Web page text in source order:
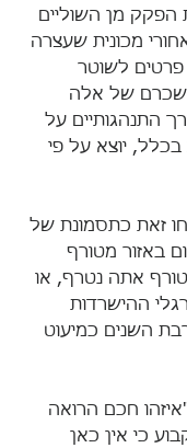
הפקק מן השוליים
מכונית שעצרה
פרטים לשוטר
שכרם של אלה
התנהגותיים על
יוצא על פי
זאת כתסמונת של
באזור מטורף
אתה נטרף, או
ההישרדות
השנים כמיעוט
חכם הרואה
כי אין כאן